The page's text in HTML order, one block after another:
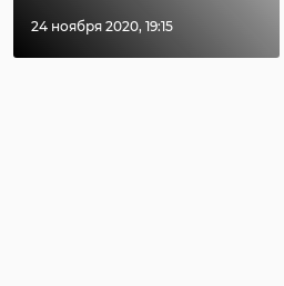
24 ноября 2020, 19:15